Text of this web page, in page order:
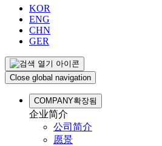
KOR
ENG
CHN
GER
Close global navigation
COMPANY확장됨
企业简介
公司简介
愿景